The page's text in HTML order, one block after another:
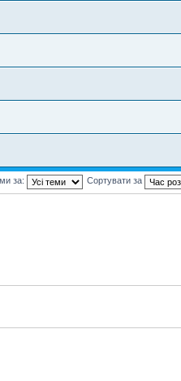
за: Сортувати за